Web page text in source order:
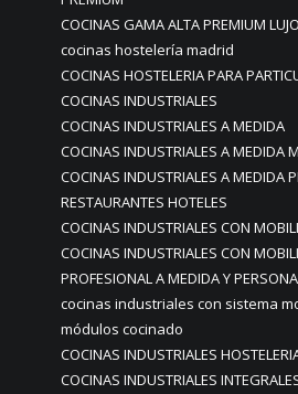
COCINAS GAMA ALTA PREMIUM
cocinas hostelería madrid
COCINAS HOSTELERIA PARA
COCINAS INDUSTRIALES
COCINAS INDUSTRIALES A MEDIDA
COCINAS INDUSTRIALES A MEDIDA
COCINAS INDUSTRIALES A MEDIDA
RESTAURANTES HOTELES
COCINAS INDUSTRIALES CON
COCINAS INDUSTRIALES CON
PROFESIONAL A MEDIDA Y
cocinas industriales con sistema
módulos cocinado
COCINAS INDUSTRIALES
COCINAS INDUSTRIALES